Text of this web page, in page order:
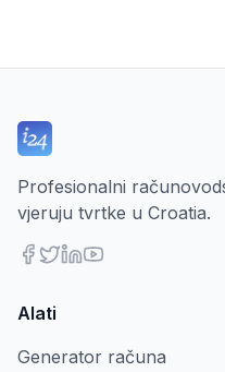
Profesionalni
vjeruju tvrtke u Croatia.
Alati
Generator računa